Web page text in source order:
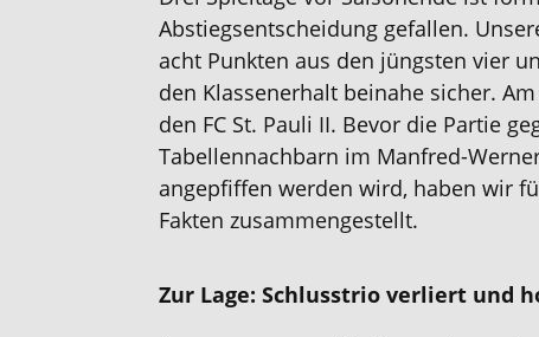
Abstiegsentscheidung gefallen.
acht Punkten aus den jüngsten vier
den Klassenerhalt beinahe sicher.
den FC St. Pauli II. Bevor die Partie
Tabellennachbarn im Manfred-
angepfiffen werden wird, haben wir
Fakten zusammengestellt.
Zur Lage: Schlusstrio verliert und